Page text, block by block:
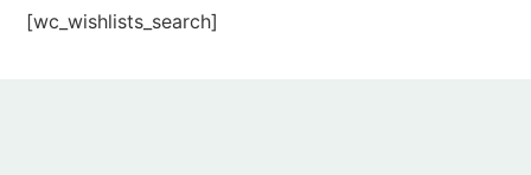
[wc_wishlists_search]